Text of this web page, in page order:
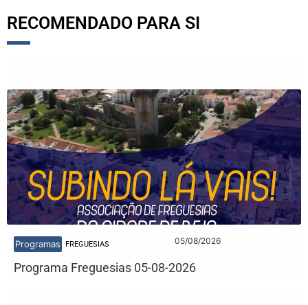
RECOMENDADO PARA SI
Programas FREGUESIAS 05/08/2026
Programa Freguesias 05-08-2026